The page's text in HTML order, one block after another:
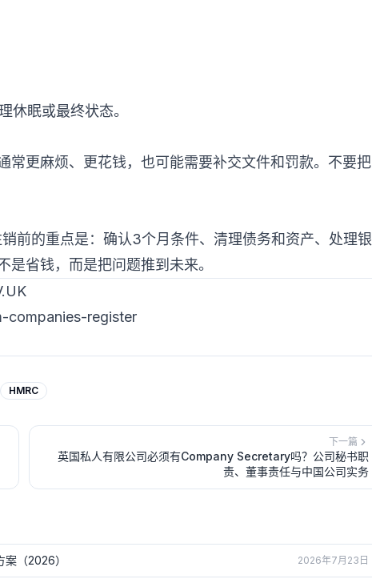
休眠或最终状态。
常更麻烦、更花钱，也可能需要补交文件和罚款。不要把
前的重点是：确认3个月条件、清理债务和资产、处理银
省钱，而是把问题推到未来。
register
HMRC
下一篇
英国私人有限公司必须有Company Secretary吗？公司秘书职
责、董事责任与中国公司实务
（2026） 2026年7月23日